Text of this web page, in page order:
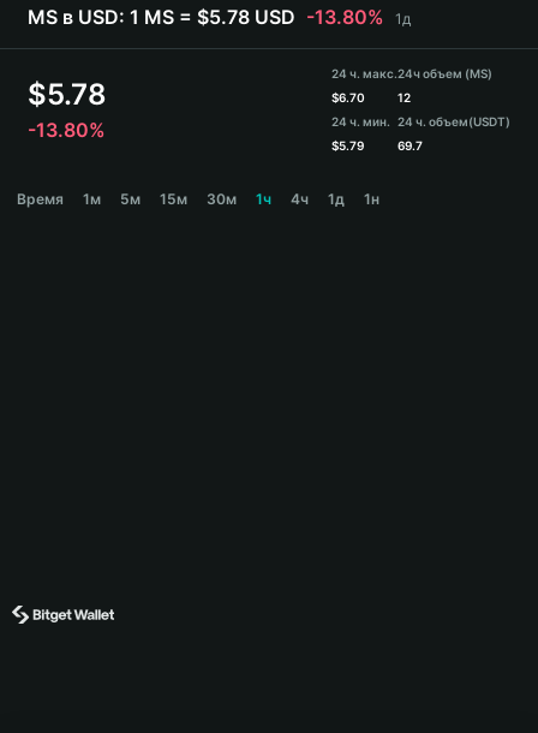
Bahasa Indonesia
ภาษาไทย
Español
Español (Argentina)
MS в USD: 1 MS = $5.78 USD -13.80% 1д
$5.78
-13.80%
24 ч. макс.
$6.70
24 ч. мин.
$5.79
24ч объем (MS)
12
24 ч. объем(USDT)
69.7
Время 1м 5м 15м 30м 1ч 4ч 1д 1н